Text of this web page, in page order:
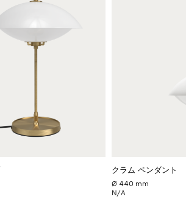
クラム ペンダント
Ø 440 mm
N/A